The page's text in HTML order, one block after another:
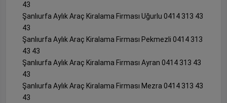
43
Şanlıurfa Aylık Araç Kiralama Firması Uğurlu 0414 313 43
43
Şanlıurfa Aylık Araç Kiralama Firması Pekmezli 0414 313
43 43
Şanlıurfa Aylık Araç Kiralama Firması Ayran 0414 313 43
43
Şanlıurfa Aylık Araç Kiralama Firması Mezra 0414 313 43
43